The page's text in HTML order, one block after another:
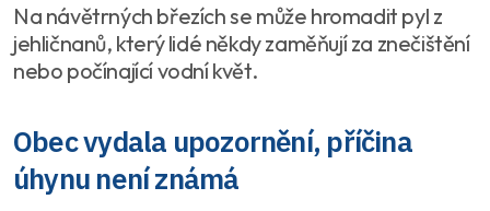
Na návětrných březích se může hromadit pyl z
jehličnanů, který lidé někdy zaměňují za znečištění
nebo počínající vodní květ.
Obec vydala upozornění, příčina
úhynu není známá